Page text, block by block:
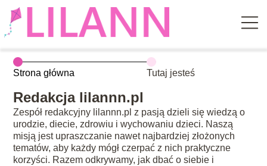
Strona główna Tutaj jesteś
Redakcja lilannn.pl
Zespół redakcyjny lilannn.pl z pasją dzieli się wiedzą o
urodzie, diecie, zdrowiu i wychowaniu dzieci. Naszą
misją jest upraszczanie nawet najbardziej złożonych
tematów, aby każdy mógł czerpać z nich praktyczne
korzyści. Razem odkrywamy, jak dbać o siebie i